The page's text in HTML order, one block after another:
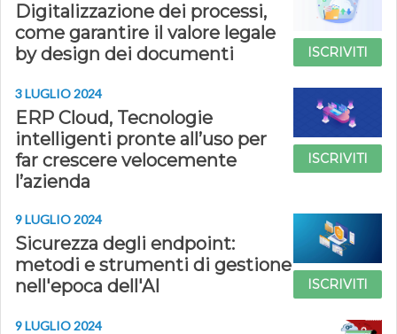
Digitalizzazione dei processi,
come garantire il valore legale
by design dei documenti
ISCRIVITI
3 LUGLIO 2024
ERP Cloud, Tecnologie
intelligenti pronte all’uso per
far crescere velocemente
l’azienda
ISCRIVITI
9 LUGLIO 2024
Sicurezza degli endpoint:
metodi e strumenti di gestione
nell'epoca dell'AI
ISCRIVITI
9 LUGLIO 2024